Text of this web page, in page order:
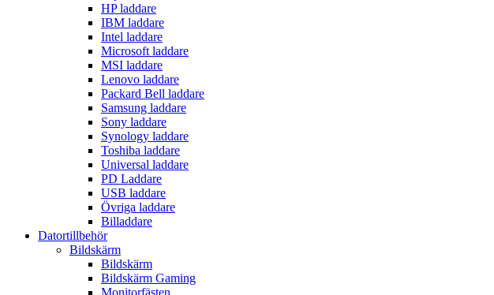
HP laddare
IBM laddare
Intel laddare
Microsoft laddare
MSI laddare
Lenovo laddare
Packard Bell laddare
Samsung laddare
Sony laddare
Synology laddare
Toshiba laddare
Universal laddare
PD Laddare
USB laddare
Övriga laddare
Billaddare
Datortillbehör
Bildskärm
Bildskärm
Bildskärm Gaming
Monitorfästen